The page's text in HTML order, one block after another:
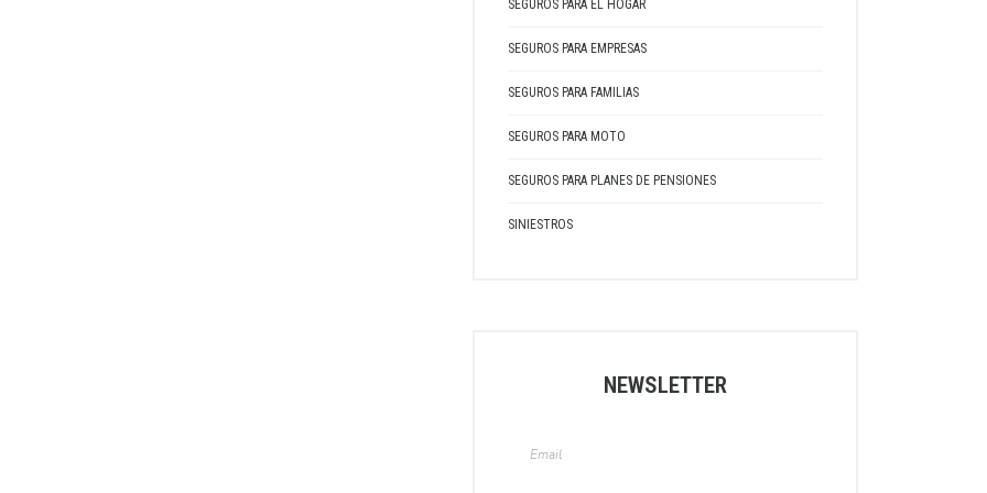
SEGUROS PARA EL HOGAR
SEGUROS PARA EMPRESAS
SEGUROS PARA FAMILIAS
SEGUROS PARA MOTO
SEGUROS PARA PLANES DE PENSIONES
SINIESTROS
NEWSLETTER